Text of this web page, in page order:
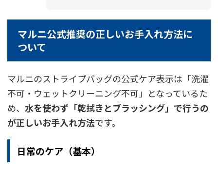
マルニ公式推奨の正しいお手入れ方法に
ついて
マルニのストライプバッグの公式ケア表示は「洗濯
不可・ウェットクリーニング不可」となっているた
め、 水を使わず「乾拭きとブラッシング」で行うの
が正しいお手入れ方法です。
日常のケア（基本）